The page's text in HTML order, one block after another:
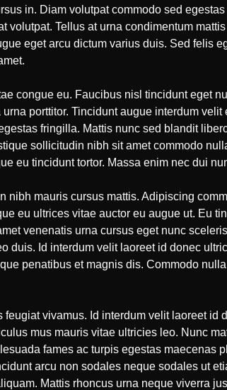
in. Diam volutpat commodo sed
Tellus at urna condimentum
eget arcu dictum varius duis. Sed felis
congue eu. Faucibus nisl tincidunt eget
porttitor. Tincidunt augue interdum
fringilla. Mattis nunc sed blandit
sollicitudin nibh sit amet commodo
eu tincidunt tortor. Massa enim nec dui
nibh mauris cursus mattis. Adipiscing
eu ultrices vitae auctor eu augue ut. Eu
venenatis urna cursus eget nunc
duis. Id interdum velit laoreet id donec
penatibus et magnis dis. Commodo
vivamus. Id interdum velit laoreet id
mus mauris vitae ultricies leo. Nunc
fames ac turpis egestas maecenas
arcu non sodales neque sodales ut
Mattis rhoncus urna neque viverra